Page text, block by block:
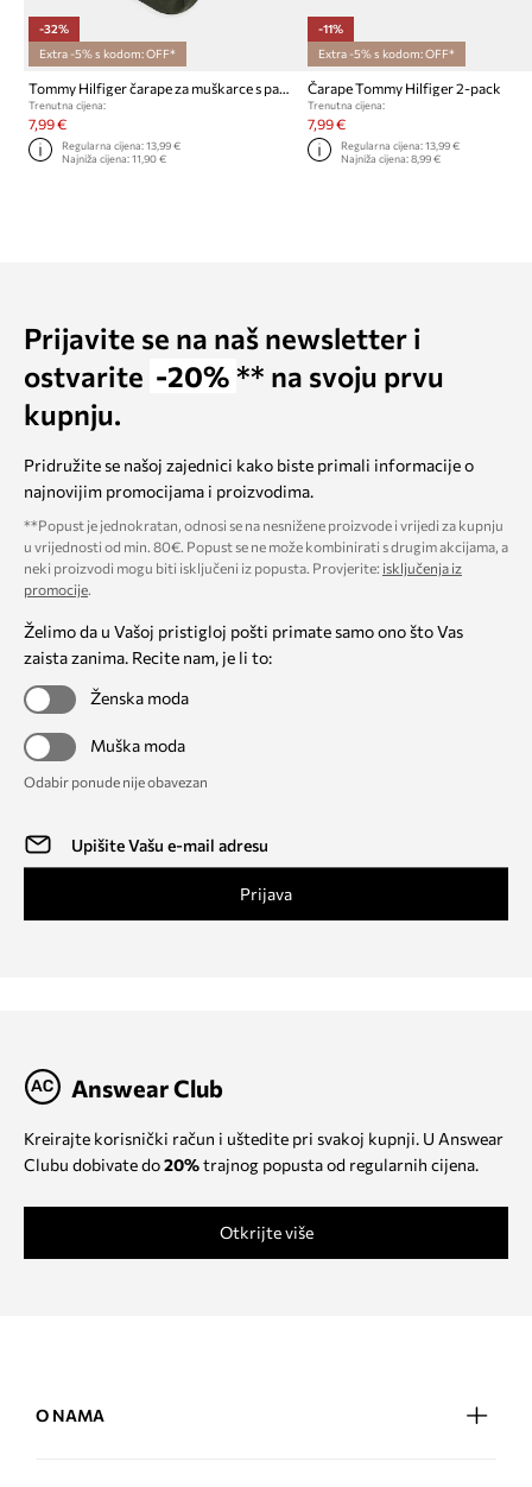
-32%
Extra -5% s kodom: OFF*
Tommy Hilfiger čarape za muškarce s pamukom 2-pack
Trenutna cijena:
7,99 €
Regularna cijena:13,99 €
Najniža cijena:11,90 €
-11%
Extra -5% s kodom: OFF*
Čarape Tommy Hilfiger 2-pack
Trenutna cijena:
7,99 €
Regularna cijena: 13,99 €
Najniža cijena: 8,99 €
Prijavite se na naš newsletter i
ostvarite -20% ** na svoju prvu
kupnju.
Pridružite se našoj zajednici kako biste primali informacije o
najnovijim promocijama i proizvodima.
**Popust je jednokratan, odnosi se na nesnižene proizvode i vrijedi za kupnju
u vrijednosti od min. 80€. Popust se ne može kombinirati s drugim akcijama, a
neki proizvodi mogu biti isključeni iz popusta. Provjerite: isključenja iz
promocije.
Želimo da u Vašoj pristigloj pošti primate samo ono što Vas
zaista zanima. Recite nam, je li to:
Ženska moda
Muška moda
Odabir ponude nije obavezan
Prijava
Answear Club
Kreirajte korisnički račun i uštedite pri svakoj kupnji. U Answear
Clubu dobivate do20%trajnog popusta od regularnih cijena.
Otkrijte više
O NAMA